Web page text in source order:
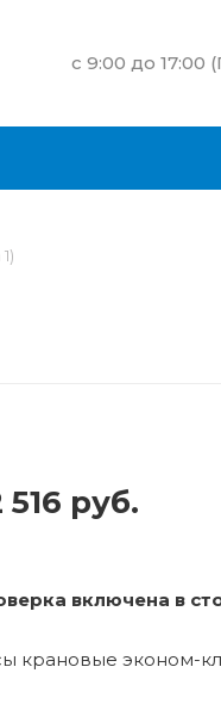
c 9:00 до 17:00
516 руб.
включена в
крановые эконом-